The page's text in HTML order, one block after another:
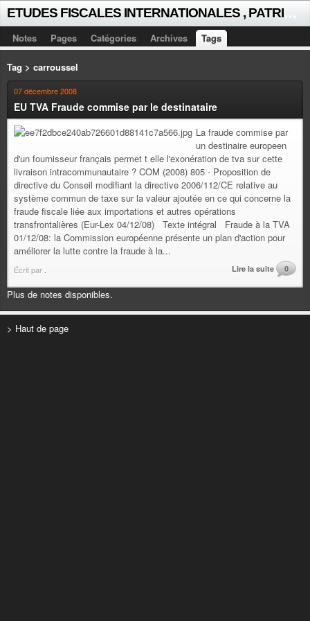
Notes Pages Catégories Archives Tags
Tag > carroussel
07 décembre 2008
EU TVA Fraude commise par le destinataire
La fraude commise par
un destinaire europeen
d'un fournisseur français permet t elle l'exonération de tva sur cette
livraison intracommunautaire ? COM (2008) 805 - Proposition de
directive du Conseil modifiant la directive 2006/112/CE relative au
système commun de taxe sur la valeur ajoutée en ce qui concerne la
fraude fiscale liée aux importations et autres opérations
transfrontalières (Eur-Lex 04/12/08) Texte intégral Fraude à la TVA
01/12/08: la Commission européenne présente un plan d'action pour
améliorer la lutte contre la fraude à la...
Écrit par Lire la suite 0
Plus de notes disponibles.
> Haut de page